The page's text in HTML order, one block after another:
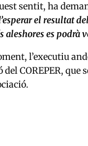
sentit, ha
el resultat
aleshores es podrà
l’executiu
del COREPER, que